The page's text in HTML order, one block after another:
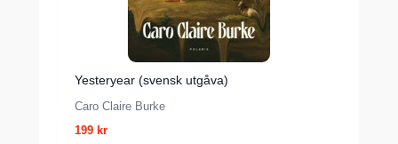
Yesteryear (svensk utgåva)
Caro Claire Burke
199 kr